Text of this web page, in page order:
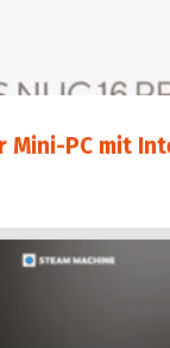
Mini-PC mit